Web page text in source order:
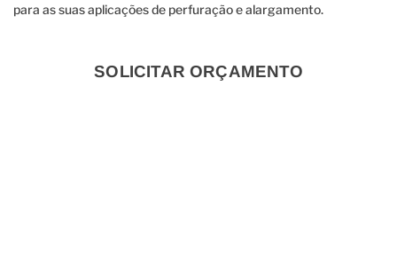
para as suas aplicações de perfuração e alargamento.
SOLICITAR ORÇAMENTO